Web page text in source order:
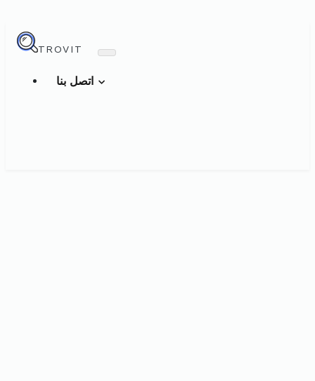
TROVIT